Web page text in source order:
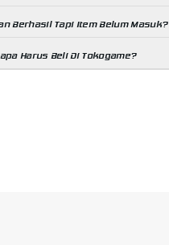
Berhasil Tapi Item Belum Masuk?
Harus Beli Di Tokogame?